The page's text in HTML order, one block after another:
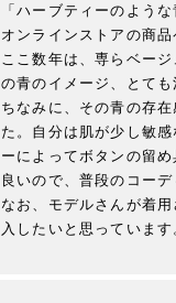
「ハーブティーのような
オンラインストアの商
ここ数年は、専らベー
の青のイメージ、とて
ちなみに、その青の存
た。自分は肌が少し敏
ーによってボタンの留
良いので、普段のコー
なお、モデルさんが着
入したいと思っています